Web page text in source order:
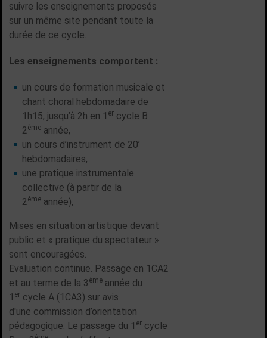
suivre les enseignements proposés
sur un même site pendant toute la
durée de ce cycle.
Les enseignements comportent :
un cours de formation musicale et
chant choral hebdomadaire de
1h15, jusqu’à 2h en 1 er cycle B
2ème année,
un cours d’instrument de 20’
hebdomadaires,
une pratique instrumentale
collective (à partir de la
2ème année),
Mises en situation artistique devant
public et « pratique du spectateur »
sont encouragées.
Evaluation continue. Passage en 1CA2
et au terme de la 3 ème année du
1 er cycle A (1CA3) sur avis
d'une commission d’orientation
pédagogique. Le passage du 1 er cycle